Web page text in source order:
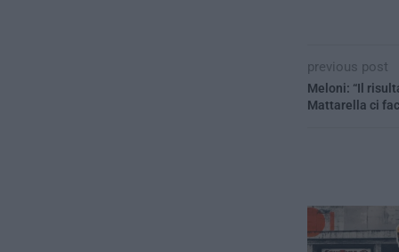
previous post
Meloni: “Il
Mattarella ci